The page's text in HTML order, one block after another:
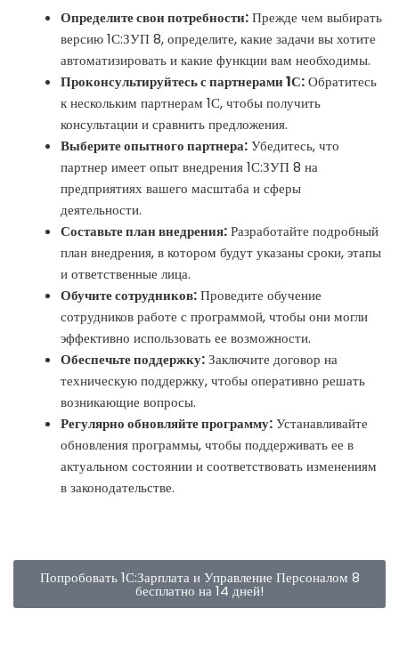
Определите свои потребности:Прежде чем выбирать
версию 1С:ЗУП 8, определите, какие задачи вы хотите
автоматизировать и какие функции вам необходимы.
Проконсультируйтесь с партнерами 1С:Обратитесь
к нескольким партнерам 1С, чтобы получить
консультации и сравнить предложения.
Выберите опытного партнера:Убедитесь, что
партнер имеет опыт внедрения 1С:ЗУП 8 на
предприятиях вашего масштаба и сферы
деятельности.
Составьте план внедрения:Разработайте подробный
план внедрения, в котором будут указаны сроки, этапы
и ответственные лица.
Обучите сотрудников:Проведите обучение
сотрудников работе с программой, чтобы они могли
эффективно использовать ее возможности.
Обеспечьте поддержку:Заключите договор на
техническую поддержку, чтобы оперативно решать
возникающие вопросы.
Регулярно обновляйте программу:Устанавливайте
обновления программы, чтобы поддерживать ее в
актуальном состоянии и соответствовать изменениям
в законодательстве.
Попробовать 1С:Зарплата и Управление Персоналом 8
бесплатно на 14 дней!